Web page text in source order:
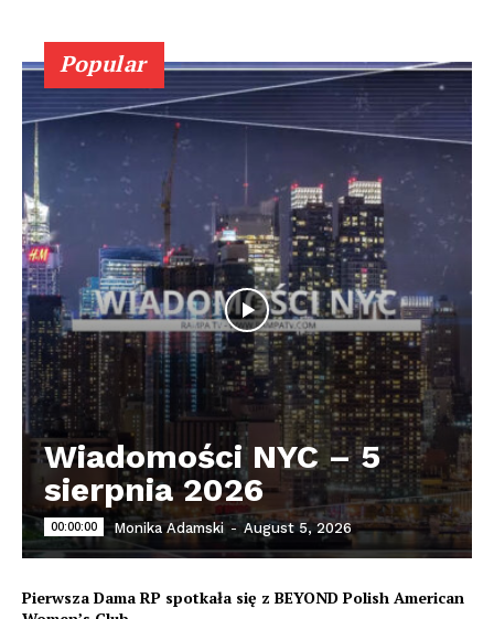
Popular
Wiadomości NYC – 5
sierpnia 2026
00:00:00 Monika Adamski - August 5, 2026
Pierwsza Dama RP spotkała się z BEYOND Polish American